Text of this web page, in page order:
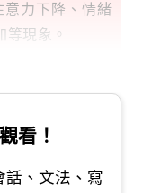
意力下降、情緒
現象。
看！
話、文法、寫